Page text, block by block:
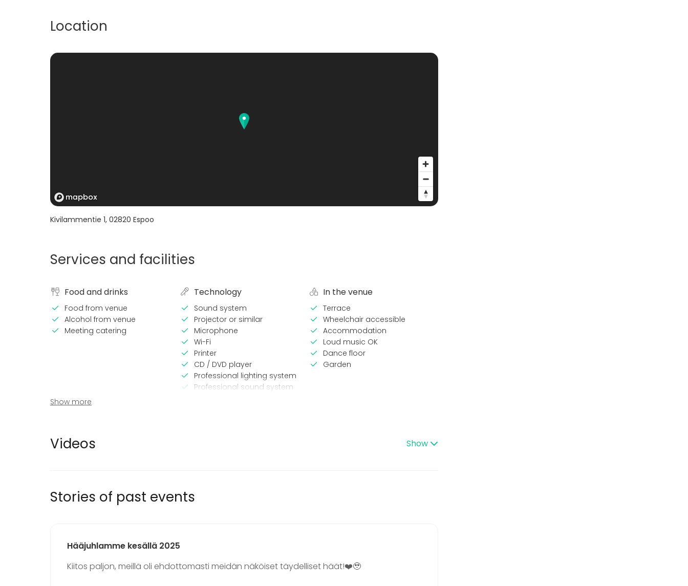
Location
Kivilammentie 1, 02820 Espoo
Services and facilities
Food and drinks
Food from venue
Alcohol from venue
Meeting catering
Technology
Sound system
Projector or similar
Microphone
Wi-Fi
Printer
CD / DVD player
Professional lighting system
Professional sound system
In the venue
Terrace
Wheelchair accessible
Accommodation
Loud music OK
Dance floor
Garden
Stage
Conference / Seminar
Christmas Party
Show more
Videos Show
Stories of past events
Hääjuhlamme kesällä 2025
Kiitos paljon, meillä oli ehdottomasti meidän näköiset täydelliset häät!❤️🥹